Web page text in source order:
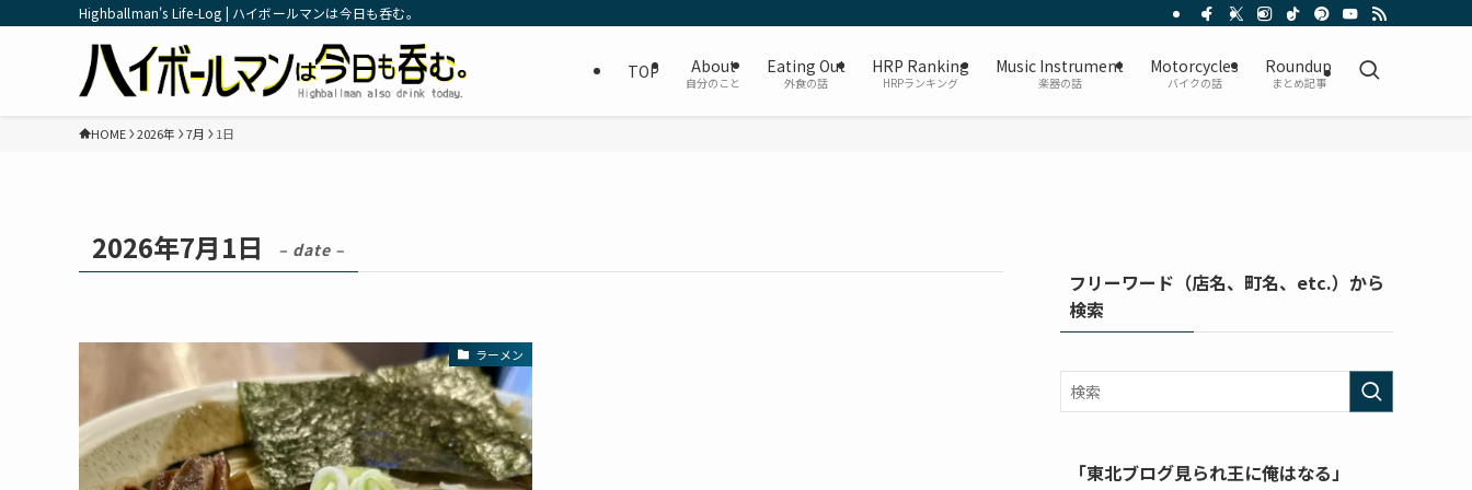
Highballman's Life-Log | ハイボールマンは今日も呑む。
TOP About
自分のこと
Eating Out
外食の話
HRP Ranking
HRPランキング
Music Instrument
楽器の話
Motorcycles
バイクの話
Roundup
まとめ記事
HOME 2026年 7月 1日
2026年7月1日 – date –
ラーメン
フリーワード（店名、町名、etc.）から
検索
「東北ブログ見られ王に俺はなる」